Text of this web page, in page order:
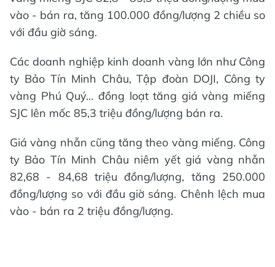
vào - bán ra, tăng 100.000 đồng/lượng 2 chiều so
với đầu giờ sáng.
Các doanh nghiệp kinh doanh vàng lớn như Công
ty Bảo Tín Minh Châu, Tập đoàn DOJI, Công ty
vàng Phú Quý… đồng loạt tăng giá vàng miếng
SJC lên mốc 85,3 triệu đồng/lượng bán ra.
Giá vàng nhẫn cũng tăng theo vàng miếng. Công
ty Bảo Tín Minh Châu niêm yết giá vàng nhẫn
82,68 - 84,68 triệu đồng/lượng, tăng 250.000
đồng/lượng so với đầu giờ sáng. Chênh lệch mua
vào - bán ra 2 triệu đồng/lượng.